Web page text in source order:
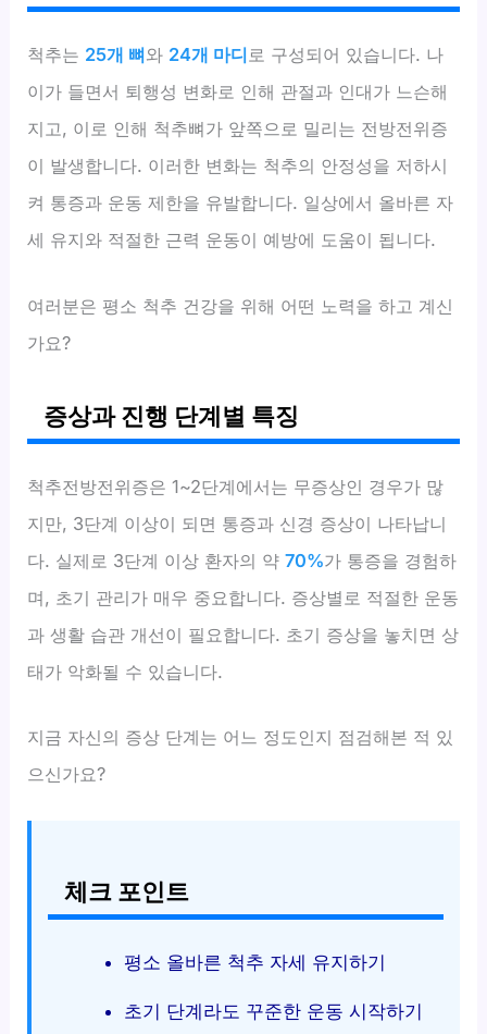
척추는 25개 뼈와 24개 마디로 구성되어 있습니다. 나
이가 들면서 퇴행성 변화로 인해 관절과 인대가 느슨해
지고, 이로 인해 척추뼈가 앞쪽으로 밀리는 전방전위증
이 발생합니다. 이러한 변화는 척추의 안정성을 저하시
켜 통증과 운동 제한을 유발합니다. 일상에서 올바른 자
세 유지와 적절한 근력 운동이 예방에 도움이 됩니다.
여러분은 평소 척추 건강을 위해 어떤 노력을 하고 계신
가요?
증상과 진행 단계별 특징
척추전방전위증은 1~2단계에서는 무증상인 경우가 많
지만, 3단계 이상이 되면 통증과 신경 증상이 나타납니
다. 실제로 3단계 이상 환자의 약70%가 통증을 경험하
며, 초기 관리가 매우 중요합니다. 증상별로 적절한 운동
과 생활 습관 개선이 필요합니다. 초기 증상을 놓치면 상
태가 악화될 수 있습니다.
지금 자신의 증상 단계는 어느 정도인지 점검해본 적 있
으신가요?
체크 포인트
평소 올바른 척추 자세 유지하기
초기 단계라도 꾸준한 운동 시작하기